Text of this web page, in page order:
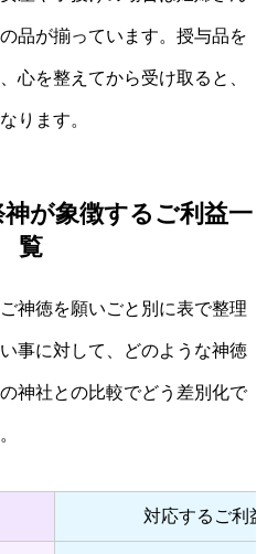
品が揃っています。授与品を
心を整えてから受け取ると、
ります。
が象徴するご利益一
覧
神徳を願いごと別に表で整理
事に対して、どのような神徳
神社との比較でどう差別化で
対応するご利益